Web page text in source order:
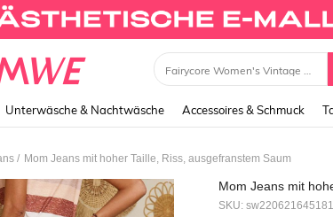
Unterwäsche & Nachtwäsche Accessoires & Schmuck
/ Mom Jeans mit hoher Taille, Riss, ausgefranstem Saum
Mom Jeans mit
SKU: